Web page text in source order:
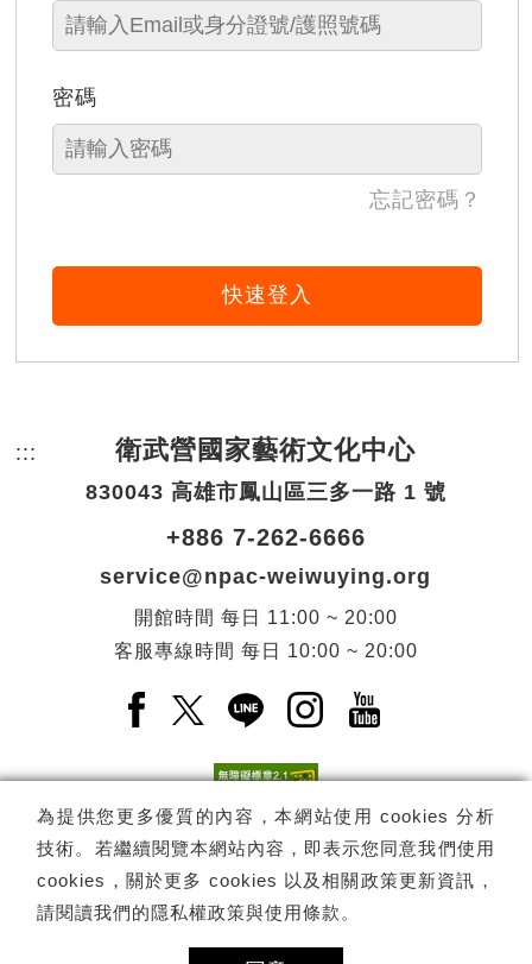
密碼
忘記密碼？
快速登入
為提供您更多優質的內容，本網站使用 cookies 分析
技術。若繼續閱覽本網站內容，即表示您同意我們使用
cookies，關於更多 cookies 以及相關政策更新資訊，
請閱讀我們的隱私權政策與使用條款 。
::: 頁尾網站資訊。
衛武營國家藝術文化中心
830043 高雄市鳳山區三多一路 1 號
+886 7-262-6666
service@npac-weiwuying.org
開館時間 每日
11:00 ~ 20:00
客服專線時間 每日 10:00 ~ 20:00
Facebook(另開新視窗)
X(另開新視窗)
LINE(另開新視窗)
Instagram(另開新視
YouTube(另開
電子報訂閱 訂閱
Copyright © 國家表演藝術中心 -衛武營國家藝術文化中心